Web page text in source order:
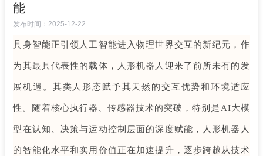
能
发布时间：2025-12-22
具身智能正引领人工智能进入物理世界交互的新纪元，作
为其最具代表性的载体，人形机器人迎来了前所未有的发
展机遇。其类人形态赋予其天然的交互优势和环境适应
性。随着核心执行器、传感器技术的突破，特别是AI大模
型在认知、决策与运动控制层面的深度赋能，人形机器人
的智能化水平和实用价值正在加速提升，逐步跨越从技术